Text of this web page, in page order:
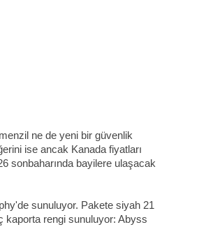
ne de yeni bir güvenlik
ise ancak Kanada fiyatları
sonbaharında bayilere ulaşacak
sunuluyor. Pakete siyah 21
kaporta rengi sunuluyor: Abyss